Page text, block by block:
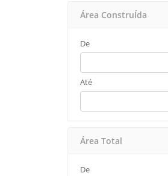
Área ConstruÍda
De
Até
Área Total
De